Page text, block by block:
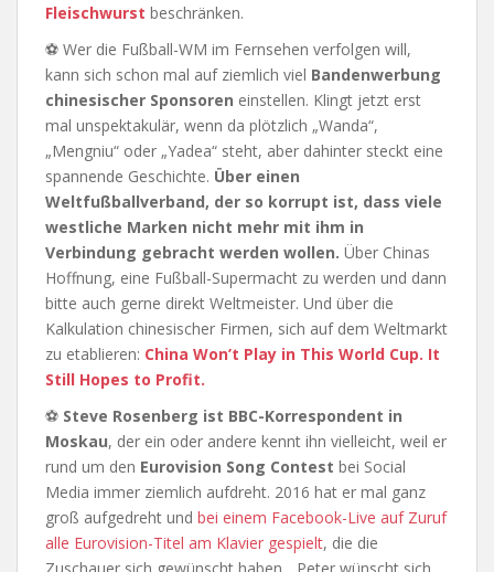
Fleischwurst beschränken.
⚽ Wer die Fußball-WM im Fernsehen verfolgen will,
kann sich schon mal auf ziemlich viel Bandenwerbung
chinesischer Sponsoren einstellen. Klingt jetzt erst
mal unspektakulär, wenn da plötzlich „Wanda“,
„Mengniu“ oder „Yadea“ steht, aber dahinter steckt eine
spannende Geschichte. Über einen
Weltfußballverband, der so korrupt ist, dass viele
westliche Marken nicht mehr mit ihm in
Verbindung gebracht werden wollen. Über Chinas
Hoffnung, eine Fußball-Supermacht zu werden und dann
bitte auch gerne direkt Weltmeister. Und über die
Kalkulation chinesischer Firmen, sich auf dem Weltmarkt
zu etablieren: China Won’t Play in This World Cup. It
Still Hopes to Profit.
⚽ Steve Rosenberg ist BBC-Korrespondent in
Moskau, der ein oder andere kennt ihn vielleicht, weil er
rund um den Eurovision Song Contest bei Social
Media immer ziemlich aufdreht. 2016 hat er mal ganz
groß aufgedreht und bei einem Facebook-Live auf Zuruf
alle Eurovision-Titel am Klavier gespielt, die die
Zuschauer sich gewünscht haben. „Peter wünscht sich